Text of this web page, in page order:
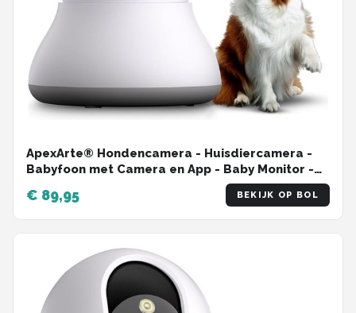
ApexArte® Hondencamera - Huisdiercamera -
Babyfoon met Camera en App - Baby Monitor -
€ 89,95 BEKIJK OP BOL